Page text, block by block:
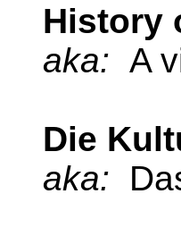
History
aka: A
Die
aka: